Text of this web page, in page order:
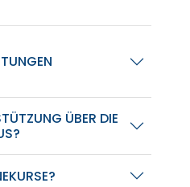
ÜBER DIE